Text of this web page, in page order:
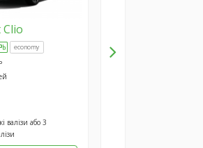
Clio
economy
валізи або 3